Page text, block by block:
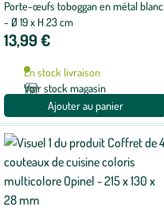
Porte-œufs toboggan en métal blanc
- Ø 19 x H 23 cm
13,99 €
En stock livraison
Voir stock magasin
Ajouter au panier